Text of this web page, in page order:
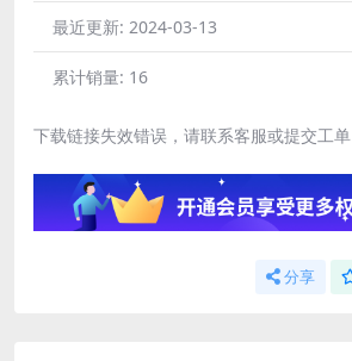
最近更新: 2024-03-13
累计销量: 16
下载链接失效错误，请联系客服或提交工单
分享